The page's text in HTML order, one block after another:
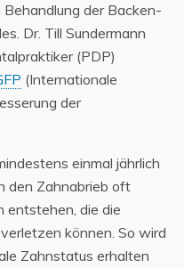
der Backen-
Dr. Till Sundermann
(PDP)
(Internationale
der
einmal jährlich
den Zahnabrieb oft
entstehen, die die
können. So wird
Zahnstatus erhalten